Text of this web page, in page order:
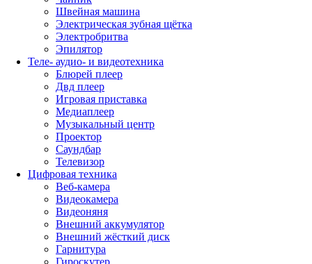
Швейная машина
Электрическая зубная щётка
Электробритва
Эпилятор
Теле- аудио- и видеотехника
Блюрей плеер
Двд плеер
Игровая приставка
Медиаплеер
Музыкальный центр
Проектор
Саундбар
Телевизор
Цифровая техника
Веб-камера
Видеокамера
Видеоняня
Внешний аккумулятор
Внешний жёсткий диск
Гарнитура